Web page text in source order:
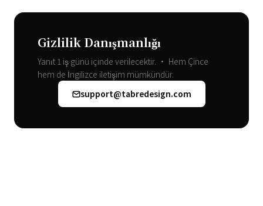
Gizlilik Danışmanlığı
Yanıt 1 iş günü içinde verilecektir. • Hem Çince
hem de İngilizce iletişim mümkündür.
support@tabredesign.com